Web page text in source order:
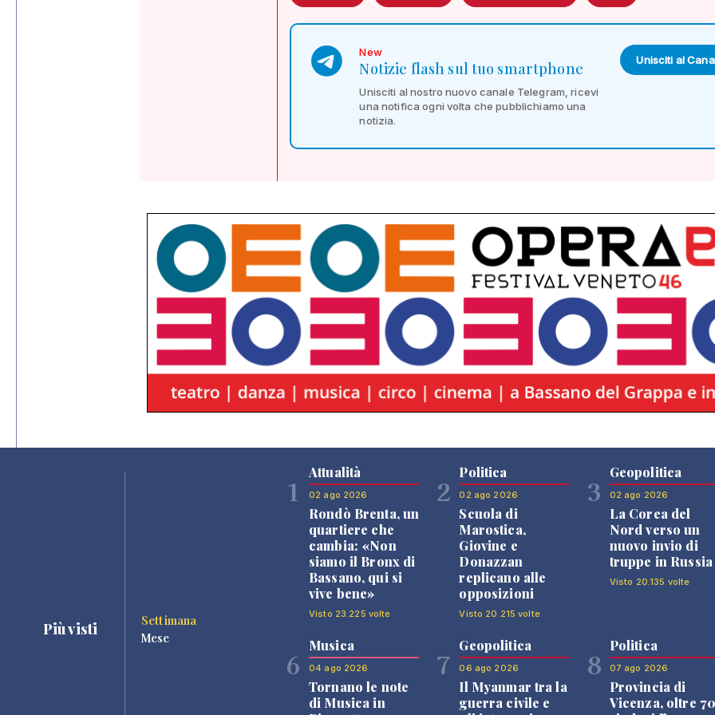
New
Notizie flash sul tuo smartphone
Unisciti al nostro nuovo canale Telegram, ricevi
una notifica ogni volta che pubblichiamo una
notizia.
Unisciti al
Più visti
Settimana
Mese
1
Attualità
02 ago 2026
Rondò Brenta, un
quartiere che
cambia: «Non
siamo il Bronx di
Bassano, qui si
vive bene»
Visto 23.225 volte
2
Politica
02 ago 2026
Scuola di
Marostica,
Giovine e
Donazzan
replicano alle
opposizioni
Visto 20.215 volte
3
Geopolitica
02 ago 2026
La Corea del
Nord verso un
nuovo invio di
truppe in Russia
Visto 20.135 volte
6
Musica
04 ago 2026
Tornano le note
di Musica in
7
Geopolitica
06 ago 2026
Il Myanmar tra la
guerra civile e
8
Politica
07 ago 2026
Provincia di
Vicenza, oltre